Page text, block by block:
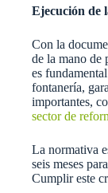
Ejecución de
Con la
de la mano de
es
fontanería,
importantes,
sector de
La normativa
seis meses
Cumplir este